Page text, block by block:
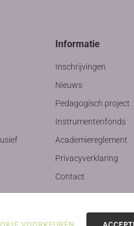
Informatie
Inschrijvingen
Nieuws
Pedagogisch project
Instrumentenfonds
Academiereglement
Privacyverklaring
Contact